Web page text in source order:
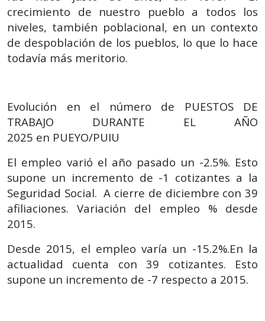
crecimiento de nuestro pueblo a todos los
niveles, también poblacional, en un contexto
de despoblación de los pueblos, lo que lo hace
todavía más meritorio.
Evolución en el número de PUESTOS DE
TRABAJO DURANTE EL AÑO
2025 en PUEYO/PUIU
El empleo varió el año pasado un -2.5%. Esto
supone un incremento de -1 cotizantes a la
Seguridad Social. A cierre de diciembre con 39
afiliaciones.Variación del empleo % desde
2015.
Desde 2015, el empleo varía un -15.2%.En la
actualidad cuenta con 39 cotizantes. Esto
supone un incremento de -7 respecto a 2015.